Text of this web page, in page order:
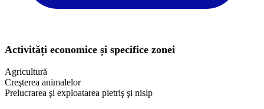
Activități economice și specifice zonei
Agricultură
Creşterea animalelor
Prelucrarea şi exploatarea pietriş şi nisip